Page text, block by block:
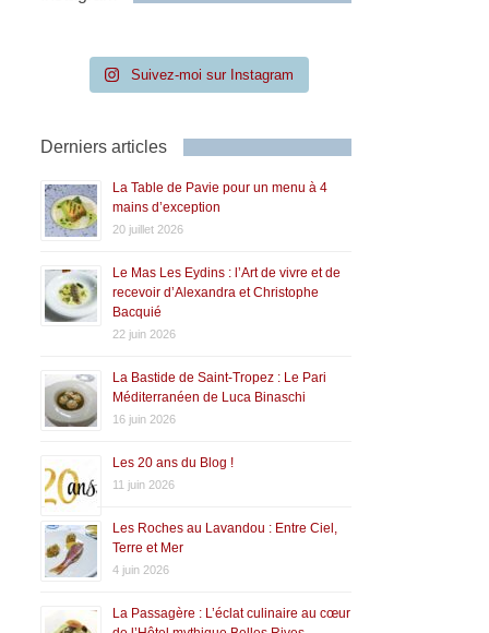
Suivez-moi sur Instagram
Derniers articles
La Table de Pavie pour un menu à 4
mains d’exception
20 juillet 2026
Le Mas Les Eydins : l’Art de vivre et de
recevoir d’Alexandra et Christophe
Bacquié
22 juin 2026
La Bastide de Saint-Tropez : Le Pari
Méditerranéen de Luca Binaschi
16 juin 2026
Les 20 ans du Blog !
11 juin 2026
Les Roches au Lavandou : Entre Ciel,
Terre et Mer
4 juin 2026
La Passagère : L’éclat culinaire au cœur